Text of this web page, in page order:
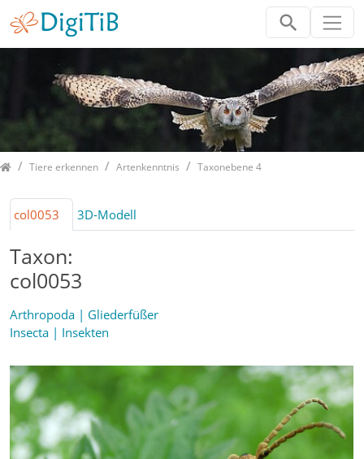
HomeTiere erkennen Artenkenntnis Taxonebene 4
col0053 3D-Modell
Taxon:
col0053
Arthropoda | Gliederfüßer
Insecta | Insekten